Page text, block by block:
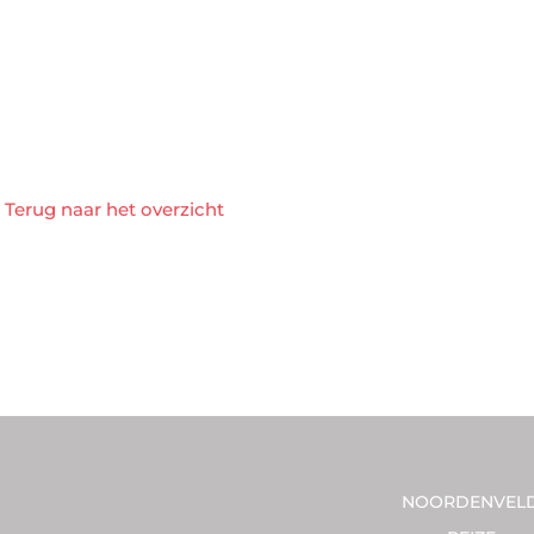
Terug naar het overzicht